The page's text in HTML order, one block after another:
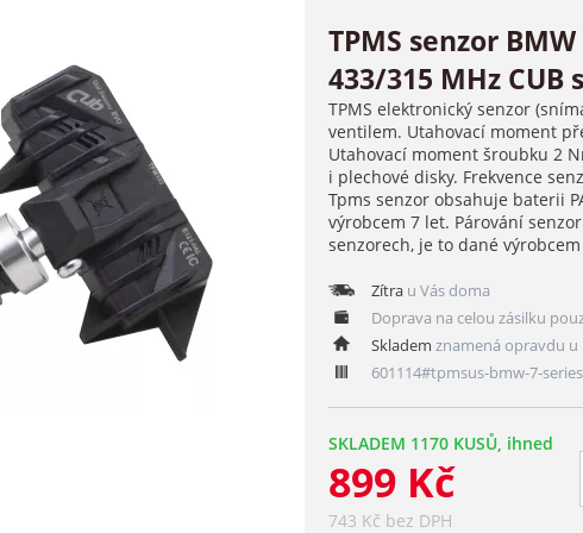
TPMS senzor BMW
433/315 MHz
TPMS elektronický senzor
ventilem. Utahovací moment
Utahovací moment šroubku 2
i plechové disky. Frekvence
Tpms senzor obsahuje baterii
výrobcem 7 let. Párování
senzorech, je to dané
Zítra u Vás doma
Doprava na celou zásilku
Skladem znamená opravdu u
601114#tpmsus-bmw-7-
SKLADEM 1170 KUSŮ, ihned
899 Kč
743 Kč bez DPH